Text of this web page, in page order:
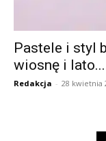
Pastele i styl
wiosnę i lato...
Redakcja - 28 kwietnia